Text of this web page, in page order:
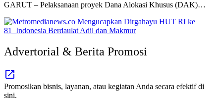
GARUT – Pelaksanaan proyek Dana Alokasi Khusus (DAK)…
Advertorial & Berita Promosi
Promosikan bisnis, layanan, atau kegiatan Anda secara efektif di
sini.